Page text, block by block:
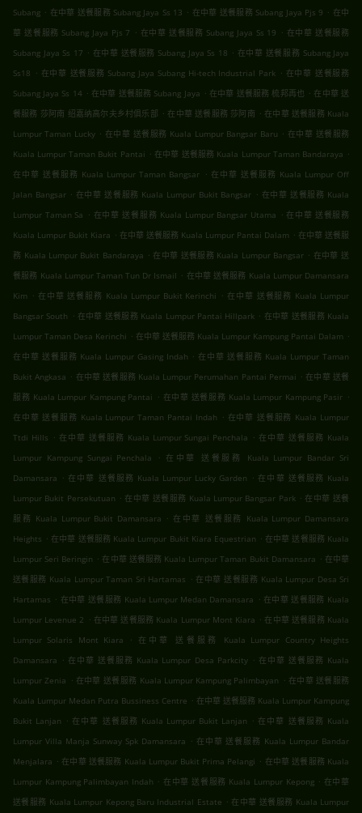
Subang . 在中華 送餐服務 Subang Jaya Ss 13 . 在中華 送餐服務 Subang Jaya Pjs 9 . 在中
華 送餐服務 Subang Jaya Pjs 7 . 在中華 送餐服務 Subang Jaya Ss 19 . 在中華 送餐服務
Subang Jaya Ss 17 . 在中華 送餐服務 Subang Jaya Ss 18 . 在中華 送餐服務 Subang Jaya
Ss18 . 在中華 送餐服務 Subang Jaya Subang Hi-tech Industrial Park . 在中華 送餐服務
Subang Jaya Ss 14 . 在中華 送餐服務 Subang Jaya . 在中華 送餐服務 梳邦再也 . 在中華 送
餐服務 莎阿南 绍嘉纳高尔夫乡村俱乐部 . 在中華 送餐服務 莎阿南 . 在中華 送餐服務 Kuala
Lumpur Taman Lucky . 在中華 送餐服務 Kuala Lumpur Bangsar Baru . 在中華 送餐服務
Kuala Lumpur Taman Bukit Pantai . 在中華 送餐服務 Kuala Lumpur Taman Bandaraya .
在中華 送餐服務 Kuala Lumpur Taman Bangsar . 在中華 送餐服務 Kuala Lumpur Off
Jalan Bangsar . 在中華 送餐服務 Kuala Lumpur Bukit Bangsar . 在中華 送餐服務 Kuala
Lumpur Taman Sa . 在中華 送餐服務 Kuala Lumpur Bangsar Utama . 在中華 送餐服務
Kuala Lumpur Bukit Kiara . 在中華 送餐服務 Kuala Lumpur Pantai Dalam . 在中華 送餐服
務 Kuala Lumpur Bukit Bandaraya . 在中華 送餐服務 Kuala Lumpur Bangsar . 在中華 送
餐服務 Kuala Lumpur Taman Tun Dr Ismail . 在中華 送餐服務 Kuala Lumpur Damansara
Kim . 在中華 送餐服務 Kuala Lumpur Bukit Kerinchi . 在中華 送餐服務 Kuala Lumpur
Bangsar South . 在中華 送餐服務 Kuala Lumpur Pantai Hillpark . 在中華 送餐服務 Kuala
Lumpur Taman Desa Kerinchi . 在中華 送餐服務 Kuala Lumpur Kampung Pantai Dalam .
在中華 送餐服務 Kuala Lumpur Gasing Indah . 在中華 送餐服務 Kuala Lumpur Taman
Bukit Angkasa . 在中華 送餐服務 Kuala Lumpur Perumahan Pantai Permai . 在中華 送餐
服務 Kuala Lumpur Kampung Pantai . 在中華 送餐服務 Kuala Lumpur Kampung Pasir .
在中華 送餐服務 Kuala Lumpur Taman Pantai Indah . 在中華 送餐服務 Kuala Lumpur
Ttdi Hills . 在中華 送餐服務 Kuala Lumpur Sungai Penchala . 在中華 送餐服務 Kuala
Lumpur Kampung Sungai Penchala
. 在中華 送餐服務 Kuala Lumpur Bandar Sri
Damansara . 在中華 送餐服務 Kuala Lumpur Lucky Garden . 在中華 送餐服務 Kuala
Lumpur Bukit Persekutuan . 在中華 送餐服務 Kuala Lumpur Bangsar Park . 在中華 送餐
服務 Kuala Lumpur Bukit Damansara . 在中華 送餐服務 Kuala Lumpur Damansara
Heights . 在中華 送餐服務 Kuala Lumpur Bukit Kiara Equestrian . 在中華 送餐服務 Kuala
Lumpur Seri Beringin . 在中華 送餐服務 Kuala Lumpur Taman Bukit Damansara . 在中華
送餐服務 Kuala Lumpur Taman Sri Hartamas . 在中華 送餐服務 Kuala Lumpur Desa Sri
Hartamas . 在中華 送餐服務 Kuala Lumpur Medan Damansara . 在中華 送餐服務 Kuala
Lumpur Levenue 2 . 在中華 送餐服務 Kuala Lumpur Mont Kiara . 在中華 送餐服務 Kuala
Lumpur Solaris Mont Kiara
.
在中華 送餐服務 Kuala Lumpur Country Heights
Damansara . 在中華 送餐服務 Kuala Lumpur Desa Parkcity . 在中華 送餐服務 Kuala
Lumpur Zenia . 在中華 送餐服務 Kuala Lumpur Kampung Palimbayan . 在中華 送餐服務
Kuala Lumpur Medan Putra Bussiness Centre . 在中華 送餐服務 Kuala Lumpur Kampung
Bukit Lanjan . 在中華 送餐服務 Kuala Lumpur Bukit Lanjan . 在中華 送餐服務 Kuala
Lumpur Villa Manja Sunway Spk Damansara . 在中華 送餐服務 Kuala Lumpur Bandar
Menjalara . 在中華 送餐服務 Kuala Lumpur Bukit Prima Pelangi . 在中華 送餐服務 Kuala
Lumpur Kampung Palimbayan Indah . 在中華 送餐服務 Kuala Lumpur Kepong . 在中華
送餐服務 Kuala Lumpur Kepong Baru Industrial Estate . 在中華 送餐服務 Kuala Lumpur